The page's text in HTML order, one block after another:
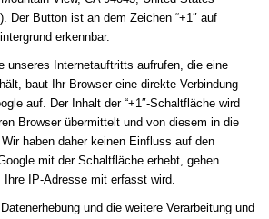
Der Button ist an dem Zeichen “+1″ auf
erkennbar.
unseres Internetauftritts aufrufen, die eine
baut Ihr Browser eine direkte Verbindung
auf. Der Inhalt der “+1″-Schaltfläche wird
Browser übermittelt und von diesem in die
haben daher keinen Einfluss auf den
mit der Schaltfläche erhebt, gehen
IP-Adresse mit erfasst wird.
und die weitere Verarbeitung und